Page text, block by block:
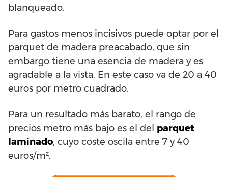
blanqueado.
Para gastos menos incisivos puede optar por el
parquet de madera preacabado, que sin
embargo tiene una esencia de madera y es
agradable a la vista. En este caso va de 20 a 40
euros por metro cuadrado.
Para un resultado más barato, el rango de
precios metro más bajo es el del parquet
laminado, cuyo coste oscila entre 7 y 40
euros/m².